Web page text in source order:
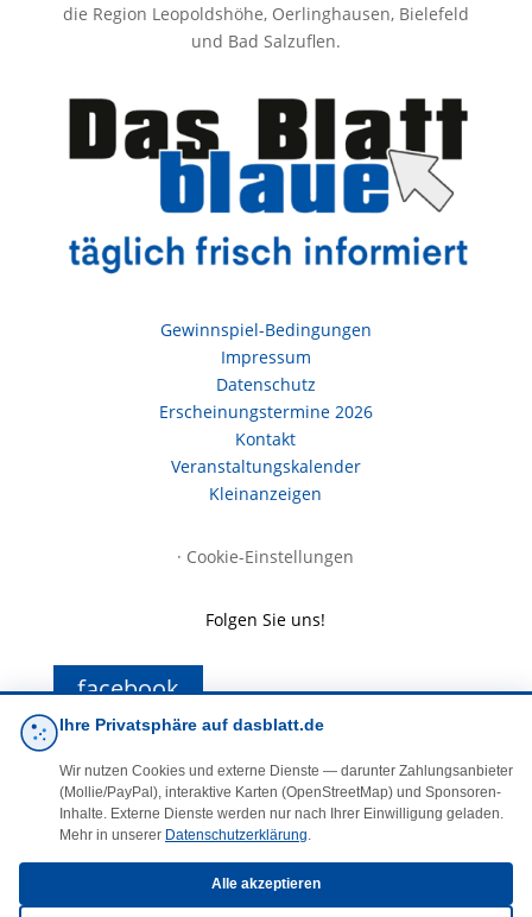
die Region Leopoldshöhe, Oerlinghausen, Bielefeld
und Bad Salzuflen.
Gewinnspiel-Bedingungen
Impressum
Datenschutz
Erscheinungstermine 2026
Kontakt
Veranstaltungskalender
Kleinanzeigen
· Cookie-Einstellungen
Folgen Sie uns!
facebook
E-Mail
Ihre Privatsphäre auf dasblatt.de
Wir nutzen Cookies und externe Dienste — darunter Zahlungsanbieter
(Mollie/PayPal), interaktive Karten (OpenStreetMap) und Sponsoren-
Inhalte. Externe Dienste werden nur nach Ihrer Einwilligung geladen.
Mehr in unserer Datenschutzerklärung.
Alle akzeptieren